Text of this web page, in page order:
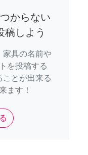
からない
稿しよう
家具の名前や
を投稿する
ことが出来る
ます！